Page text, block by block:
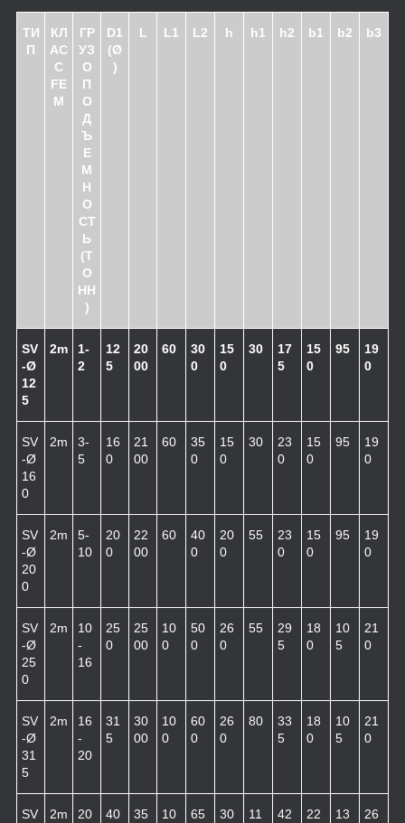
ТИ
П
КЛ
АС
С
FE
M
ГР
УЗ
О
П
О
Д
Ъ
Е
М
Н
О
СТ
Ь
(Т
О
НН
)
D1
(Ø
)
L L1 L2 h h1 h2 b1 b2 b3
SV
-Ø
12
5
2m
1-
2
12
5
20
00
60
30
0
15
0
30
17
5
15
0
95
19
0
SV
-Ø
16
0
2m
3-
5
16
0
21
00
60
35
0
15
0
30
23
0
15
0
95
19
0
SV
-Ø
20
0
2m
5-
10
20
0
22
00
60
40
0
20
0
55
23
0
15
0
95
19
0
SV
-Ø
25
0
2m
10
-
16
25
0
25
00
10
0
50
0
26
0
55
29
5
18
0
10
5
21
0
SV
-Ø
31
5
2m
16
-
20
31
5
30
00
10
0
60
0
26
0
80
33
5
18
0
10
5
21
0
SV
2m
20
40
35
10
65
30
11
42
22
13
26